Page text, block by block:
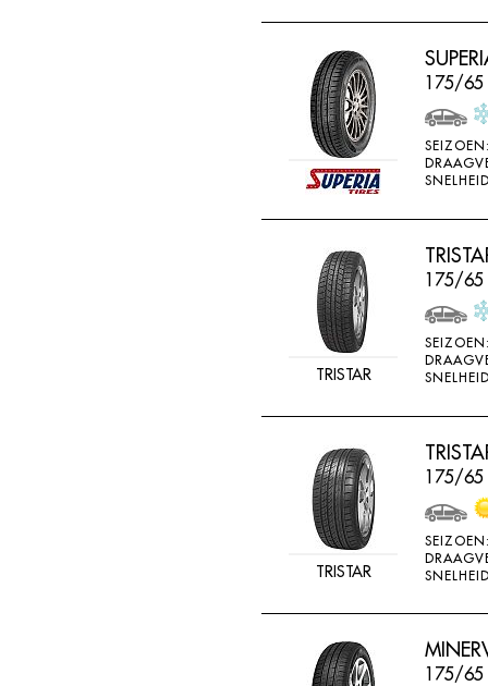
175/65
TRISTAR
175/65
TRISTAR
175/65
175/65